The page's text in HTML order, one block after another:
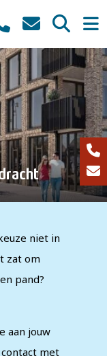
niet in
zat om
pand?
aan jouw
met